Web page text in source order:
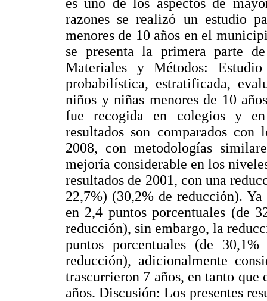
razones se realizó un estudio
menores de 10 años en el
se presenta la primera parte
Materiales y Métodos:
probabilística, estratificada,
niños y niñas menores de 10
fue recogida en colegios y
resultados son comparados
2008, con metodologías
mejoría considerable en los
resultados de 2001, con una
22,7%) (30,2% de reducción).
en 2,4 puntos porcentuales (de
reducción), sin embargo, la
puntos porcentuales (de
reducción), adicionalmente
trascurrieron 7 años, en tanto
años. Discusión: Los presentes